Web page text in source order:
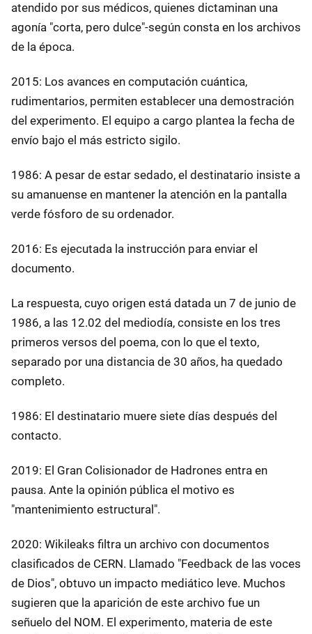
atendido por sus médicos, quienes dictaminan una
agonía "corta, pero dulce"-según consta en los archivos
de la época.
2015: Los avances en computación cuántica,
rudimentarios, permiten establecer una demostración
del experimento. El equipo a cargo plantea la fecha de
envío bajo el más estricto sigilo.
1986: A pesar de estar sedado, el destinatario insiste a
su amanuense en mantener la atención en la pantalla
verde fósforo de su ordenador.
2016: Es ejecutada la instrucción para enviar el
documento.
La respuesta, cuyo origen está datada un 7 de junio de
1986, a las 12.02 del mediodía, consiste en los tres
primeros versos del poema, con lo que el texto,
separado por una distancia de 30 años, ha quedado
completo.
1986: El destinatario muere siete días después del
contacto.
2019: El Gran Colisionador de Hadrones entra en
pausa. Ante la opinión pública el motivo es
"mantenimiento estructural".
2020: Wikileaks filtra un archivo con documentos
clasificados de CERN. Llamado "Feedback de las voces
de Dios", obtuvo un impacto mediático leve. Muchos
sugieren que la aparición de este archivo fue un
señuelo del NOM. El experimento, materia de este